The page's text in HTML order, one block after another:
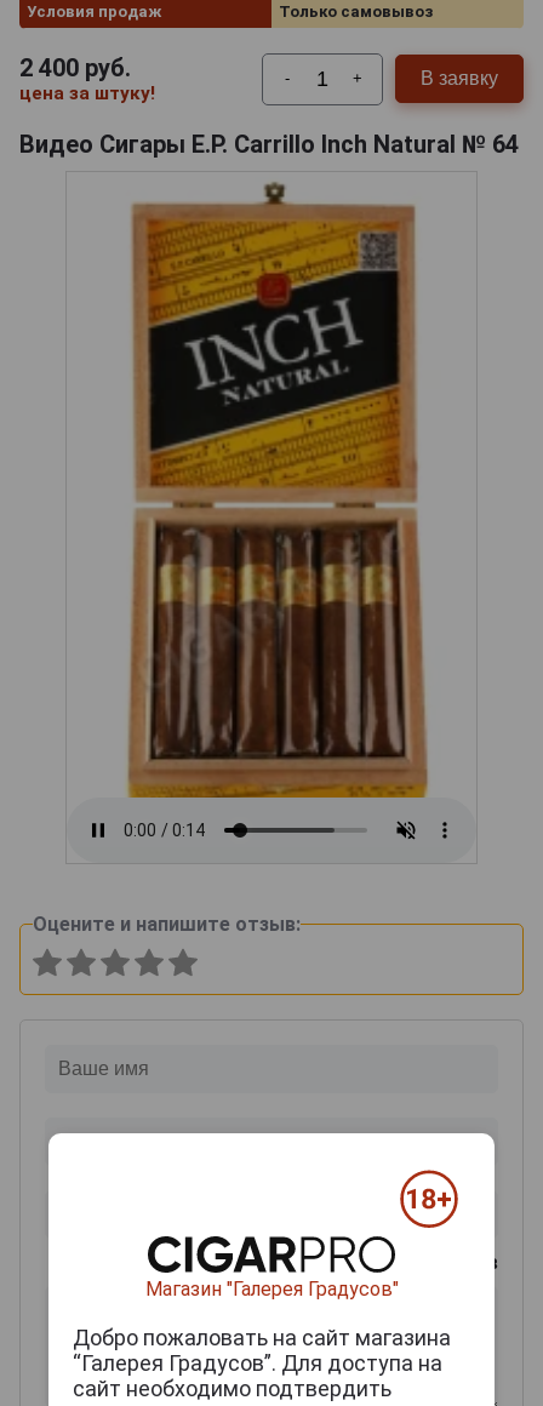
Условия продаж
Только самовывоз
2 400 руб.
цена за штуку!
- + В заявку
Видео Сигары E.P. Carrillo Inch Natural № 64
Оцените и напишите отзыв:
0 из 2000 знаков
Магазин "Галерея Градусов"
Добро пожаловать на сайт магазина
“Галерея Градусов”. Для доступа на
сайт необходимо подтвердить